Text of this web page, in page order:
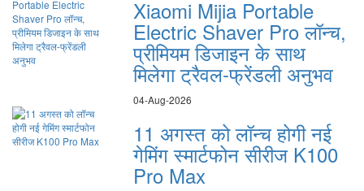
Xiaomi Mijia Portable
Electric Shaver Pro लॉन्च,
प्रीमियम डिजाइन के साथ
मिलेगा ट्रैवल-फ्रेंडली अनुभव
04-Aug-2026
11 अगस्त को लॉन्च होगी नई
गेमिंग स्मार्टफोन सीरीज K100
Pro Max